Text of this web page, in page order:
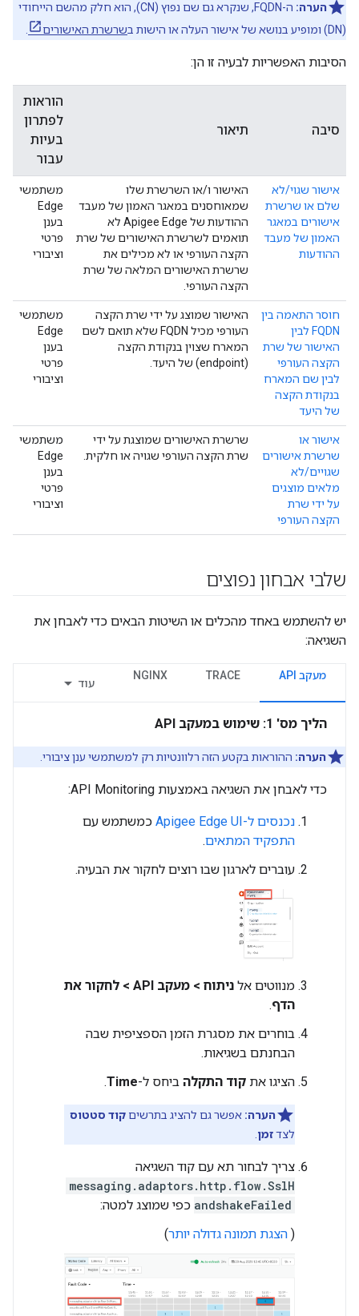
הערה:
ה-FQDN, שנקרא גם שם נפוץ (CN), הוא חלק מהשם הייחודי
(DN) ומופיע בנושא של אישור העלה או הישות ב
שרשרת האישורים
הסיבות האפשריות לבעיה זו הן:
סיבה תיאור
הוראות
לפתרון
בעיות
עבור
אישור שגוי/לא
שלם או שרשרת
אישורים במאגר
האמון של מעבד
ההודעות
האישור ו/או השרשרת שלו
שמאוחסנים במאגר האמון של מעבד
ההודעות של Apigee Edge לא
תואמים לשרשרת האישורים של שרת
הקצה העורפי או לא מכילים את
שרשרת האישורים המלאה של שרת
הקצה העורפי.
משתמשי
Edge
בענן
פרטי
וציבורי
חוסר התאמה בין
FQDN לבין
האישור של שרת
הקצה העורפי
לבין שם המארח
בנקודת הקצה
של היעד
האישור שמוצג על ידי שרת הקצה
העורפי מכיל FQDN שלא תואם לשם
המארח שצוין בנקודת הקצה
(endpoint) של היעד.
משתמשי
Edge
בענן
פרטי
וציבורי
אישור או
שרשרת אישורים
שגויים/לא
מלאים מוצגים
על ידי שרת
הקצה העורפי
שרשרת האישורים שמוצגת על ידי
שרת הקצה העורפי שגויה או חלקית.
משתמשי
Edge
בענן
פרטי
וציבורי
שלבי אבחון נפוצים
יש להשתמש באחד מהכלים או השיטות הבאים כדי לאבחן את
השגיאה:
מעקב API TRACE
NGINX
עוד
הליך מס' 1: שימוש במעקב API
הערה: ההוראות בקטע הזה רלוונטיות רק למשתמשי ענן ציבורי.
כדי לאבחן את השגיאה באמצעות API Monitoring:
נכנסים ל-Apigee Edge UI
כמשתמש עם
התפקיד המתאים.
עוברים לארגון שבו רוצים לחקור את הבעיה.
מנווטים אל
ניתוח > מעקב API > לחקור את
הדף.
בוחרים את מסגרת הזמן הספציפית שבה
הבחנתם בשגיאות.
הציגו את קוד התקלה ביחס ל-Time
.
הערה: אפשר גם להציג בתרשים קוד סטטוס
לצדזמן
צריך לבחור תא עם קוד השגיאה
messaging.adaptors.http.flow.SslH
andshakeFailed כפי שמוצג למטה:
( הצגת תמונה גדולה יותר)